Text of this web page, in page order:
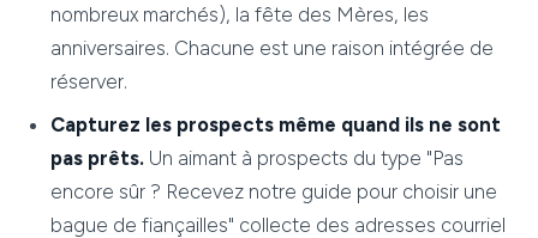
nombreux marchés), la fête des Mères, les
anniversaires. Chacune est une raison intégrée de
réserver.
Capturez les prospects même quand ils ne sont
pas prêts. Un aimant à prospects du type "Pas
encore sûr ? Recevez notre guide pour choisir une
bague de fiançailles" collecte des adresses courriel